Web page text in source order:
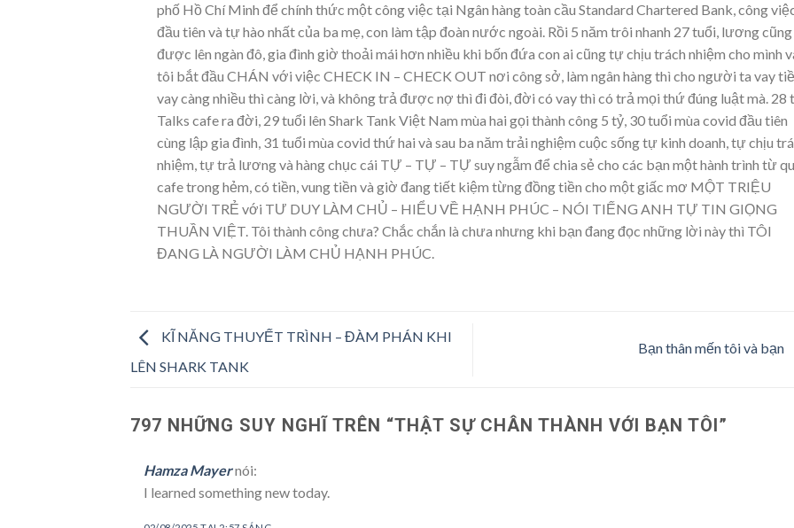
phố Hồ Chí Minh để chính thức một công việc tại Ngân hàng toàn cầu Standard Chartered Bank, công
đầu tiên và tự hào nhất của ba mẹ, con làm tập đoàn nước ngoài. Rồi 5 năm trôi nhanh 27 tuổi, lương cũng
được lên ngàn đô, gia đình giờ thoải mái hơn nhiều khi bốn đứa con ai cũng tự chịu trách nhiệm cho mình
tôi bắt đầu CHÁN với việc CHECK IN – CHECK OUT nơi công sở, làm ngân hàng thì cho người ta vay
vay càng nhiều thì càng lời, và không trả được nợ thì đi đòi, đời có vay thì có trả mọi thứ đúng luật mà. 28
Talks cafe ra đời, 29 tuổi lên Shark Tank Việt Nam mùa hai gọi thành công 5 tỷ, 30 tuổi mùa covid đầu tiên
cùng lập gia đình, 31 tuổi mùa covid thứ hai và sau ba năm trải nghiệm cuộc sống tự kinh doanh, tự chịu
nhiệm, tự trả lương và hàng chục cái TỰ – TỰ – TỰ suy ngẫm để chia sẻ cho các bạn một hành trình từ
cafe trong hẻm, có tiền, vung tiền và giờ đang tiết kiệm từng đồng tiền cho một giấc mơ MỘT TRIỆU
NGƯỜI TRẺ với TƯ DUY LÀM CHỦ – HIỂU VỀ HẠNH PHÚC – NÓI TIẾNG ANH TỰ TIN GIỌNG
THUẦN VIỆT. Tôi thành công chưa? Chắc chắn là chưa nhưng khi bạn đang đọc những lời này thì TÔI
ĐANG LÀ NGƯỜI LÀM CHỦ HẠNH PHÚC.
KĨ NĂNG THUYẾT TRÌNH – ĐÀM PHÁN KHI
LÊN SHARK TANK
Bạn thân mến tôi và bạn
797 NHỮNG SUY NGHĨ TRÊN “THẬT SỰ CHÂN THÀNH VỚI BẠN TÔI ”
Hamza Mayernói:
I learned something new today.